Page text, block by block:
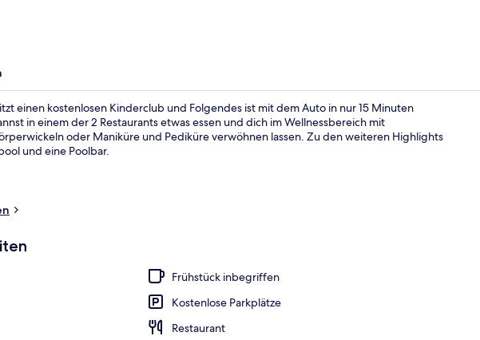
In
einen kostenlosen Kinderclub und Folgendes ist mit dem Auto in nur 15 Minuten
in einem der 2 Restaurants etwas essen und dich im Wellnessbereich mit
oder Maniküre und Pediküre verwöhnen lassen. Zu den weiteren Highlights
und eine Poolbar.
Frühstück inbegriffen
Kostenlose Parkplätze
Restaurant